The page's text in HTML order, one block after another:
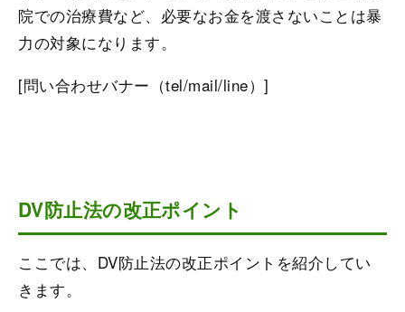
院での治療費など、必要なお金を渡さないことは暴
力の対象になります。
[問い合わせバナー（tel/mail/line）]
DV防止法の改正ポイント
ここでは、DV防止法の改正ポイントを紹介してい
きます。